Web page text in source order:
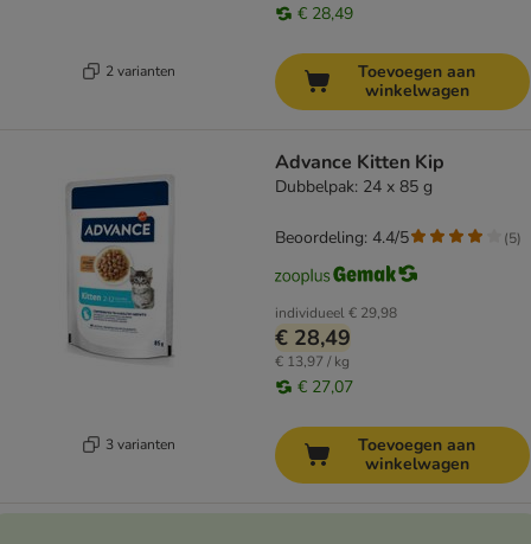
2 varianten
€ 28,49
Toevoegen aan
winkelwagen
3 varianten
Advance Kitten Kip
Dubbelpak: 24 x 85 g
individueel€ 29,98
€ 28,49
€ 13,97 / kg
€ 27,07
Beoordeling: 4.4/5 (5)
Toevoegen aan
winkelwagen